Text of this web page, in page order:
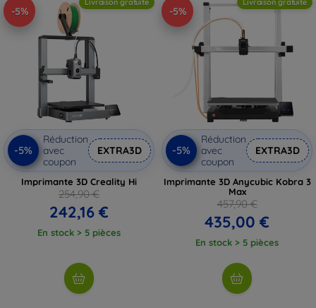
-5%
Livraison gratuite
-5%
Réduction
avec
coupon
EXTRA3D
Imprimante 3D Creality Hi
254,90 €
242,16 €
En stock > 5 pièces
-5%
Livraison gratuite
-5%
Réduction
avec
coupon
EXTRA3D
Imprimante 3D Anycubic Kobra 3
Max
457,90 €
435,00 €
En stock > 5 pièces